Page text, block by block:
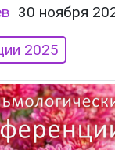
30 ноября
2025